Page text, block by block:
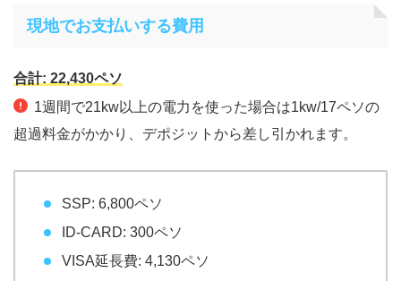
現地でお支払いする費用
合計: 22,430ペソ
1週間で21kw以上の電力を使った場合は1kw/17ペソの
超過料金がかかり、デポジットから差し引かれます。
SSP: 6,800ペソ
ID-CARD: 300ペソ
VISA延長費: 4,130ペソ